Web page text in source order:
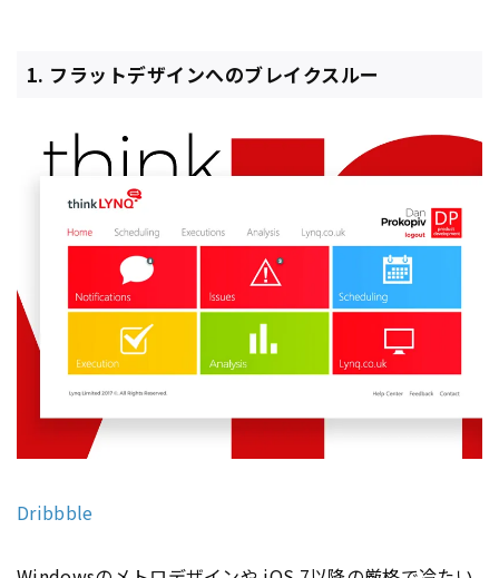
1. フラットデザインへのブレイクスルー
Dribbble